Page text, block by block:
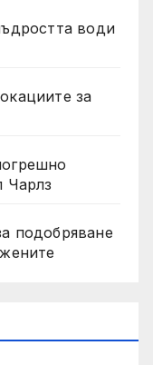
води
за
Чарлз
подобряване